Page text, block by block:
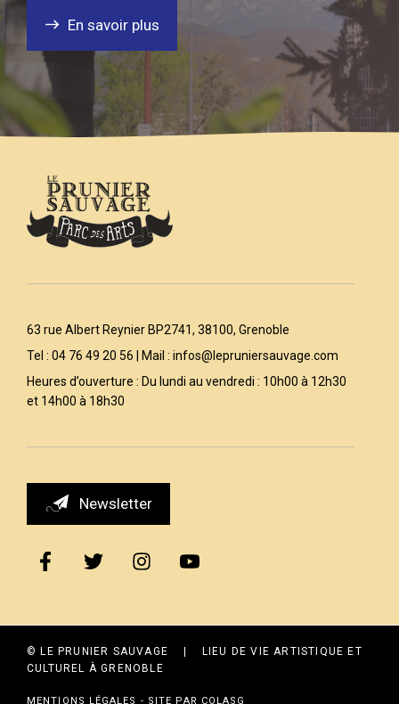
En savoir plus
63 rue Albert Reynier BP2741, 38100, Grenoble
Tel : 04 76 49 20 56 | Mail : infos@lepruniersauvage.com
Heures d’ouverture : Du lundi au vendredi : 10h00 à 12h30
et 14h00 à 18h30
Newsletter
© LE PRUNIER SAUVAGE | LIEU DE VIE ARTISTIQUE ET
CULTUREL À GRENOBLE
MENTIONS LÉGALES - SITE PAR COLASG